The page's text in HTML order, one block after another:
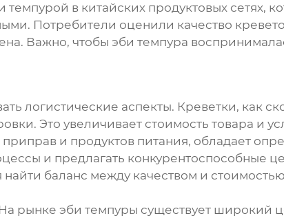
темпурой в китайских продуктовых сетях,
Потребители оценили качество
Важно, чтобы эби темпура
логистические аспекты. Креветки, как
Это увеличивает стоимость товара и
и продуктов питания, обладает
и предлагать конкурентоспособные
баланс между качеством и
рынке эби темпуры существует широкий